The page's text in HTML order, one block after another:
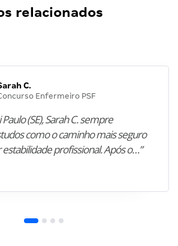
relacionados
C.
Enfermeiro PSF
(SE), Sarah C. sempre
como o caminho mais seguro
profissional. Após o…”